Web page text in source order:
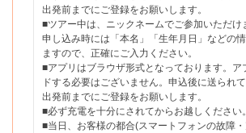
出発前までにご登録をお願いします。
■ツアー中は、ニックネームでご参加いただけ
申し込み時には「本名」「生年月日」などの
ますので、正確にご入力ください。
■アプリはブラウザ形式となっております。ア
ドする必要はございません。申込後に送られ
出発前までにご登録をお願いします。
■必ず充電を十分にされてからお越しください。
■当日、お客様の都合(スマートフォンの故障